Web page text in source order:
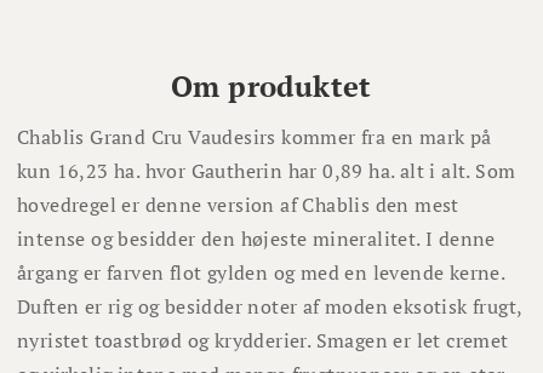
Om produktet
Chablis Grand Cru Vaudesirs kommer fra en mark på
kun 16,23 ha. hvor Gautherin har 0,89 ha. alt i alt. Som
hovedregel er denne version af Chablis den mest
intense og besidder den højeste mineralitet. I denne
årgang er farven flot gylden og med en levende kerne.
Duften er rig og besidder noter af moden eksotisk frugt,
nyristet toastbrød og krydderier. Smagen er let cremet